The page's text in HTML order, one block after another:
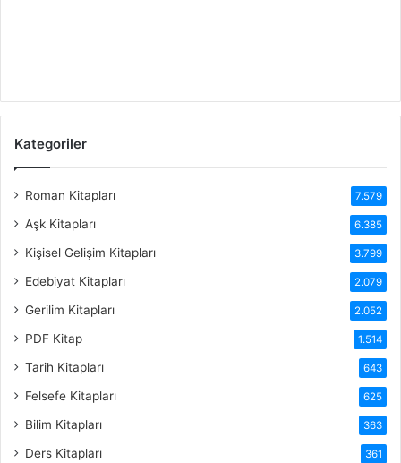
Kategoriler
Roman Kitapları 7.579
Aşk Kitapları 6.385
Kişisel Gelişim Kitapları 3.799
Edebiyat Kitapları 2.079
Gerilim Kitapları 2.052
PDF Kitap 1.514
Tarih Kitapları 643
Felsefe Kitapları 625
Bilim Kitapları 363
Ders Kitapları 361